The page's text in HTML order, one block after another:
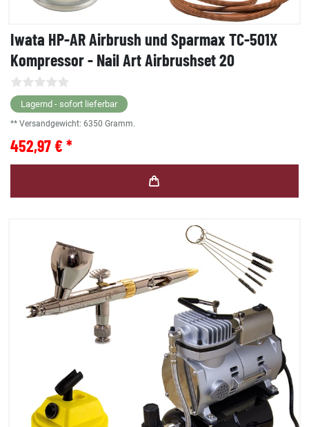
Iwata HP-AR Airbrush und Sparmax TC-501X
Kompressor - Nail Art Airbrushset 20
Lagernd - sofort lieferbar
** Versandgewicht: 6350 Gramm.
452,97 € *